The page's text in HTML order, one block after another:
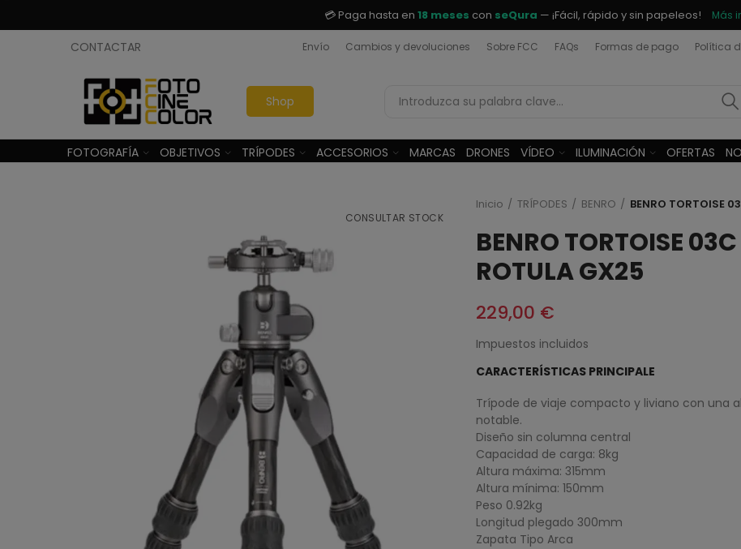
💳 Paga hasta en 18 meses con seQura — ¡Fácil, rápido y sin papeleos! Más
CONTACTAR Envío Cambios y devoluciones Sobre FCC FAQs Formas de pago Política
Shop
FOTOGRAFÍA OBJETIVOS TRÍPODES ACCESORIOS MARCAS DRONES VÍDEO ILUMINACIÓN OFERTAS
CONSULTAR STOCK
Inicio TRÍPODES BENRO BENRO TORTOISE
BENRO TORTOISE
ROTULA GX25
229,00 €
Impuestos incluidos
CARACTERÍSTICAS PRINCIPALE
Trípode de viaje compacto y liviano con una
notable.
Diseño sin columna central
Capacidad de carga: 8kg
Altura máxima: 315mm
Altura mínima: 150mm
Peso 0.92kg
Longitud plegado 300mm
Zapata Tipo Arca